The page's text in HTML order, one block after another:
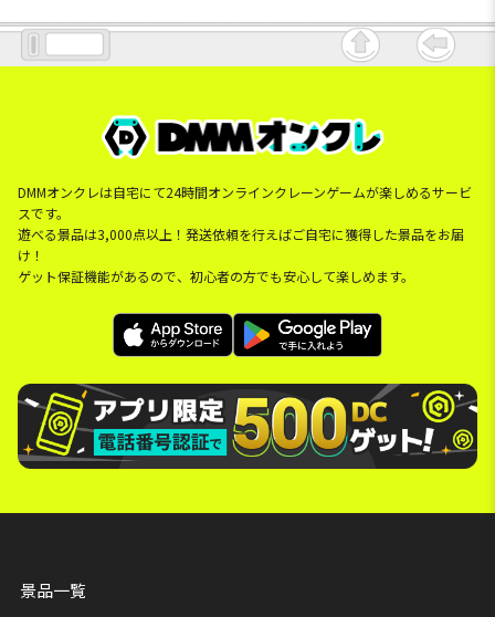
DMMオンクレは自宅にて24時間オンラインクレーンゲームが楽しめるサービ
スです。
遊べる景品は3,000点以上！発送依頼を行えばご自宅に獲得した景品をお届
け！
ゲット保証機能があるので、初心者の方でも安心して楽しめます。
景品一覧